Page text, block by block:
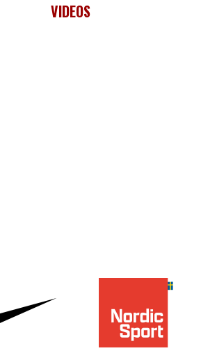
VIDEOS